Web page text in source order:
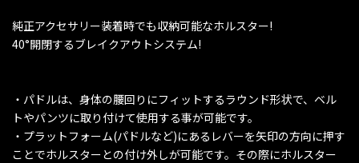
純正アクセサリー装着時でも収納可能なホルスター!
40°開閉するブレイクアウトシステム!
・パドルは、身体の腰回りにフィットするラウンド形状で、ベル
トやパンツに取り付けて使用する事が可能です。
・プラットフォーム(パドルなど)にあるレバーを矢印の方向に押す
ことでホルスターとの付け外しが可能です。その際にホルスター